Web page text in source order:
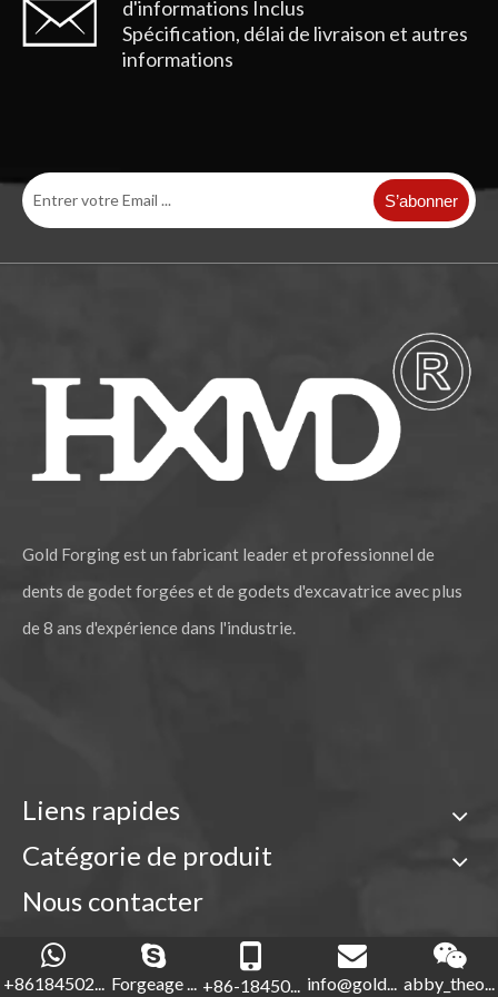
d'informations Inclus
Spécification, délai de livraison et autres
informations
S’abonner
Gold Forging est un fabricant leader et professionnel de
dents de godet forgées et de godets d'excavatrice avec plus
de 8 ans d'expérience dans l'industrie.
+86184502... Forgeage ... +86-18450... info@gold... abby_theo...
Liens rapides
Catégorie de produit
Nous contacter
+86-18450210854